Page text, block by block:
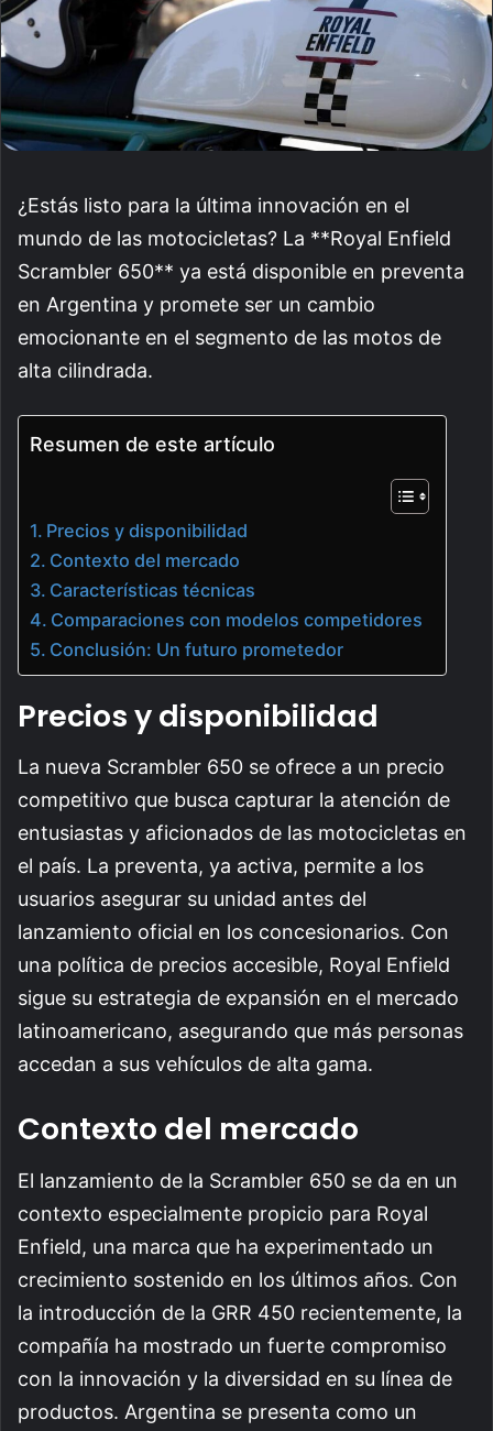
¿Estás listo para la última innovación en el
mundo de las motocicletas? La **Royal Enfield
Scrambler 650** ya está disponible en preventa
en Argentina y promete ser un cambio
emocionante en el segmento de las motos de
alta cilindrada.
Resumen de este artículo
Precios y disponibilidad
Contexto del mercado
Características técnicas
Comparaciones con modelos competidores
Conclusión: Un futuro prometedor
Precios y disponibilidad
La nueva Scrambler 650 se ofrece a un precio
competitivo que busca capturar la atención de
entusiastas y aficionados de las motocicletas en
el país. La preventa, ya activa, permite a los
usuarios asegurar su unidad antes del
lanzamiento oficial en los concesionarios. Con
una política de precios accesible, Royal Enfield
sigue su estrategia de expansión en el mercado
latinoamericano, asegurando que más personas
accedan a sus vehículos de alta gama.
Contexto del mercado
El lanzamiento de la Scrambler 650 se da en un
contexto especialmente propicio para Royal
Enfield, una marca que ha experimentado un
crecimiento sostenido en los últimos años. Con
la introducción de la GRR 450 recientemente, la
compañía ha mostrado un fuerte compromiso
con la innovación y la diversidad en su línea de
productos. Argentina se presenta como un